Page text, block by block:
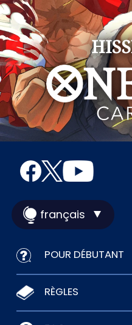
français
POUR DÉBUTANT
RÈGLES